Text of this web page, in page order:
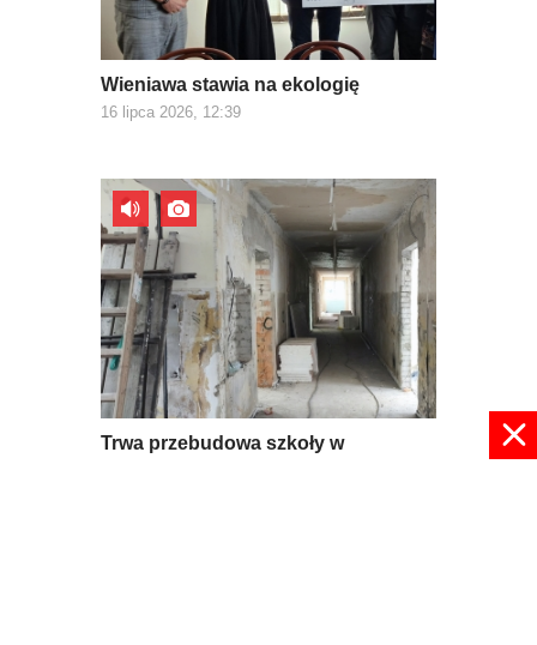
Wieniawa stawia na ekologię
16 lipca 2026, 12:39
Trwa przebudowa szkoły w